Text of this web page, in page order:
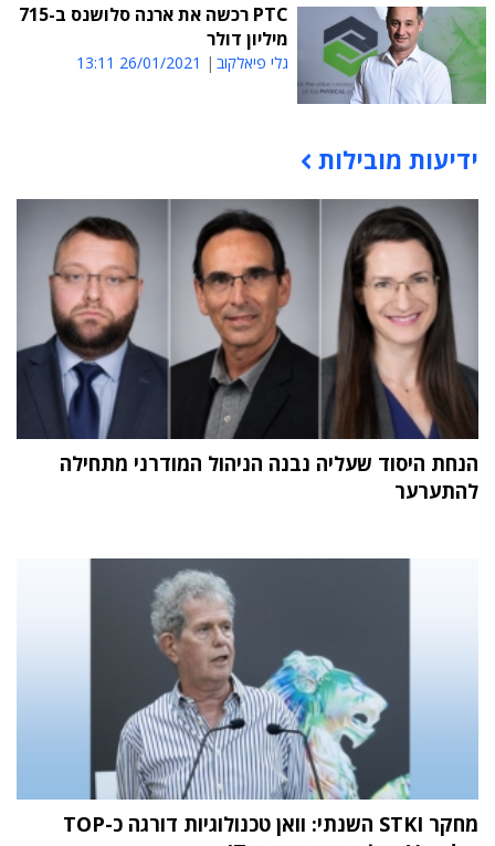
PTC רכשה את ארנה סלושנס ב-715
מיליון דולר
גלי פיאלקוב 26/01/2021 13:11
תוכן פרסומי
ידיעות מובילות
הנחת היסוד שעליה נבנה הניהול המודרני מתחילה
להתערער
מחקר STKI השנתי: וואן טכנולוגיות דורגה כ-TOP